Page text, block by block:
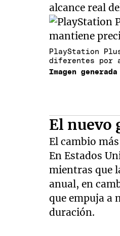
alcance real
PlayStation
diferentes por
Imagen
El nuevo
El cambio
En Estados
mientras que
anual, en
que empuja a
duración.